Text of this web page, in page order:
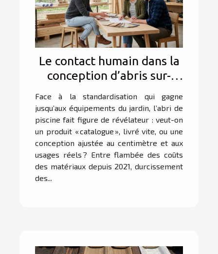
Le contact humain dans la
conception d’abris sur-
mesure : atout ou obstacle
?
Face à la standardisation qui gagne
jusqu’aux équipements du jardin, l’abri de
piscine fait figure de révélateur : veut-on
un produit « catalogue », livré vite, ou une
conception ajustée au centimètre et aux
usages réels ? Entre flambée des coûts
des matériaux depuis 2021, durcissement
des...